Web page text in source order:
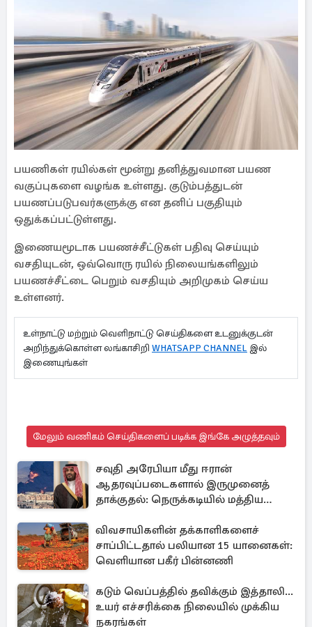
பயணிகள் ரயில்கள் மூன்று தனித்துவமான பயண
வகுப்புகளை வழங்க உள்ளது. குடும்பத்துடன்
பயணப்படுபவர்களுக்கு என தனிப் பகுதியும்
ஒதுக்கப்பட்டுள்ளது.
இணையமூடாக பயணச்சீட்டுகள் பதிவு செய்யும்
வசதியுடன், ஒவ்வொரு ரயில் நிலையங்களிலும்
பயணச்சீட்டை பெறும் வசதியும் அறிமுகம் செய்ய
உள்ளனர்.
உள்நாட்டு மற்றும் வெளிநாட்டு செய்திகளை உடனுக்குடன்
அறிந்துக்கொள்ள லங்காசிறி WHATSAPP CHANNEL இல்
இணையுங்கள்
மேலும் வணிகம் செய்திகளைப் படிக்க இங்கே அழுத்தவும்
சவுதி அரேபியா மீது ஈரான்
ஆதரவுப்படைகளால் இருமுனைத்
தாக்குதல்: நெருக்கடியில் மத்திய
விவசாயிகளின் தக்காளிகளைச்
சாப்பிட்டதால் பலியான 15 யானைகள்:
வெளியான பகீர் பின்னணி
கடும் வெப்பத்தில் தவிக்கும் இத்தாலி...
உயர் எச்சரிக்கை நிலையில் முக்கிய
நகரங்கள்